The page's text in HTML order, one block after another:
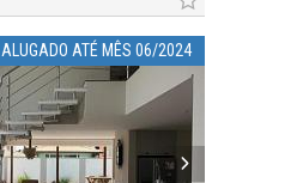
ALUGADO ATÉ MÊS 06/2024